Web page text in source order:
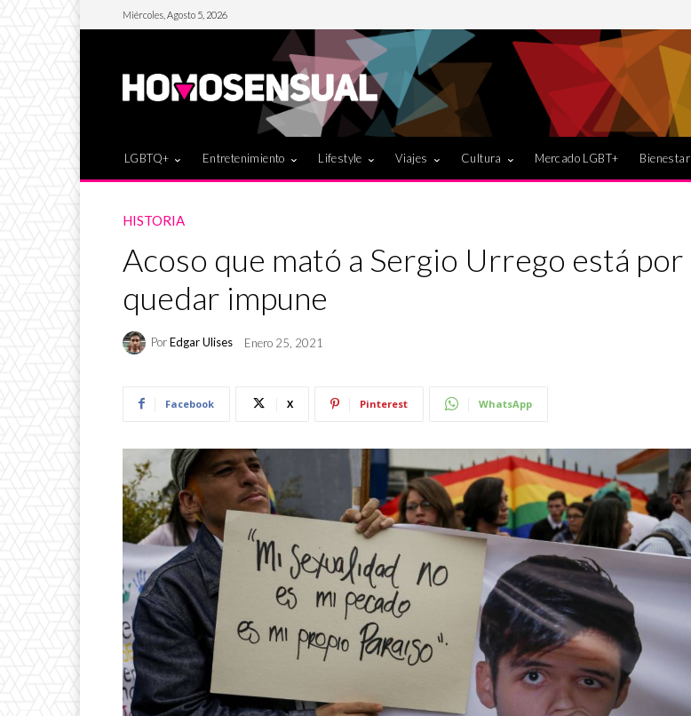
Miércoles, Agosto 5, 2026
LGBTQ+ Entretenimiento Lifestyle Viajes Cultura Mercado LGBT+ Bienestar
HISTORIA
Acoso que mató a Sergio Urrego está por
quedar impune
PorEdgar Ulises Enero 25, 2021
Facebook X Pinterest WhatsApp